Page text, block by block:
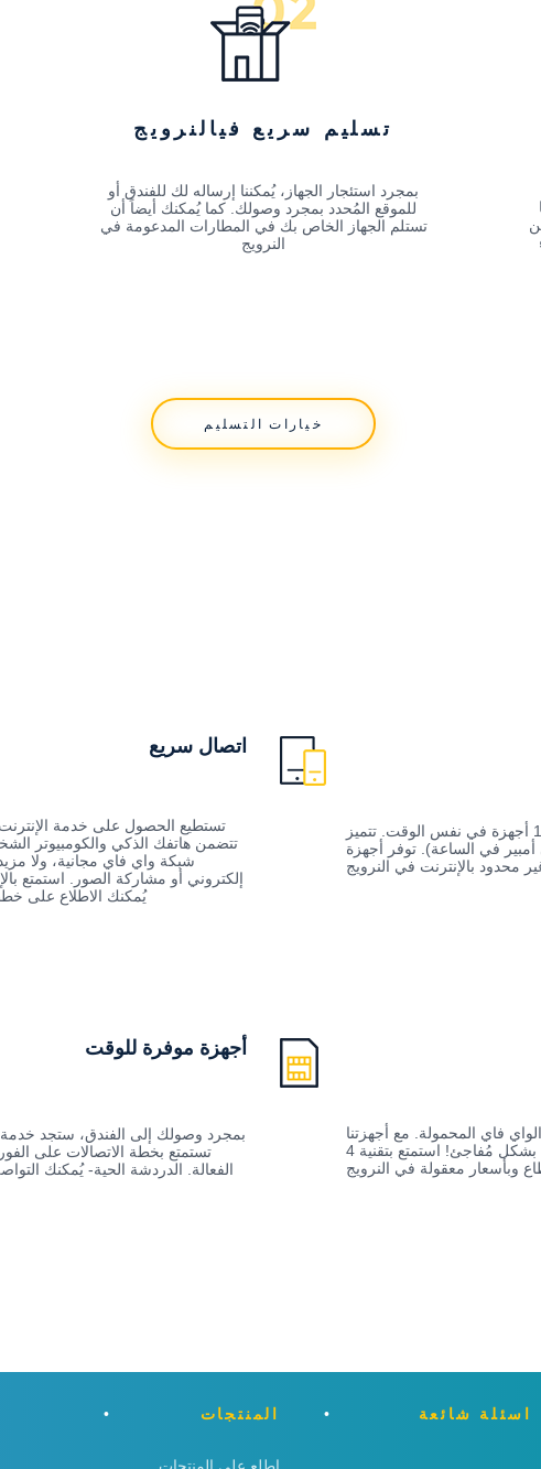
تسليم سريع فيالنرويج
بمجرد استئجار الجهاز، يُمكننا إرساله لك للفندق أو
للموقع المُحدد بمجرد وصولك. كما يُمكنك أيضاً أن
تستلم الجهاز الخاص بك في المطارات المدعومة في
النرويج
خيارات التسليم
اتصال سريع
تستطيع الحصول على خدمة الإنترنت
تتضمن هاتفك الذكي والكومبيوتر
شبكة واي فاي مجانية، ولا
إلكتروني أو مشاركة الصور. استمتع
يُمكنك الاطلاع على
أجهزة عملية بأسعار تنافسية. قُم بتوصيل الإنترنت إلى 10 أجهزة في نفس الوقت. تتميز
قوية (قوة إضافية تبلغ 5000 مللي أمبير في الساعة). توفر أجهزة
محدود بالإنترنت في النرويج
أجهزة موفرة للوقت
بمجرد وصولك إلى الفندق، ستجد
تستمتع بخطة الاتصالات على
الفعالة. الدردشة الحية- يُمكنك
فاي المحمولة. مع أجهزتنا
المحمولة لن تضطر إلى دفع فواتير باهظة بشكل مُفاجئ! استمتع بتقنية 4G سريعة
وبأسعار معقولة في النرويج
المنتجات اسئلة شائعة